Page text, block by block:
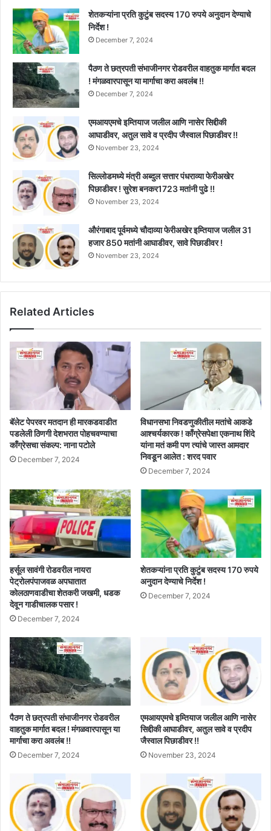
शेतकऱ्यांना प्रति कुटुंब सदस्य 170 रुपये अनुदान देण्याचे
निर्देश !
December 7, 2024
पैठण ते छत्रपती संभाजीनगर रोडवरील वाहतुक मार्गात बदल
! मंगळवारपासून या मार्गाचा करा अवलंब !!
December 7, 2024
एमआयएमचे इम्तियाज जलील आणि नासेर सिद्दीकी
आघाडीवर, अतुल सावे व प्रदीप जैस्वाल पिछाडीवर !!
November 23, 2024
सिल्लोडमध्ये मंत्री अब्दुल सत्तार पंधराव्या फेरीअखेर
पिछाडीवर ! सुरेश बनकर1723 मतांनी पुढे !!
November 23, 2024
औरंगाबाद पूर्वमध्ये चौदाव्या फेरीअखेर इम्तियाज जलील 31
हजार 850 मतांनी आघाडीवर, सावे पिछाडीवर !
November 23, 2024
Related Articles
बॅलेट पेपरवर मतदान ही मारकडवाडीत
पडलेली ठिणगी देशभरात पोहचवण्याचा
काँग्रेसचा संकल्प: नाना पटोले
December 7, 2024
विधानसभा निवडणुकीतील मतांचे आकडे
आश्चर्यकारक ! काँग्रेसपेक्षा एकनाथ शिंदे
यांना मतं कमी पण त्यांचे जास्त आमदार
निवडून आलेत : शरद पवार
December 7, 2024
हर्सूल सावंगी रोडवरील नायरा
पेट्रोलपंपाजवळ अपघातात
कोलठाणवाडीचा शेतकरी जखमी, धडक
देवून गाडीचालक पसार !
December 7, 2024
शेतकऱ्यांना प्रति कुटुंब सदस्य 170 रुपये
अनुदान देण्याचे निर्देश !
December 7, 2024
पैठण ते छत्रपती संभाजीनगर रोडवरील
वाहतुक मार्गात बदल ! मंगळवारपासून या
मार्गाचा करा अवलंब !!
December 7, 2024
एमआयएमचे इम्तियाज जलील आणि नासेर
सिद्दीकी आघाडीवर, अतुल सावे व प्रदीप
जैस्वाल पिछाडीवर !!
November 23, 2024